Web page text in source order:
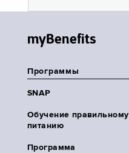
myBenefits
Программы
SNAP
Обучение правильному
питанию
Программа